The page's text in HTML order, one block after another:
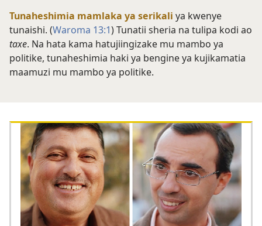
Tunaheshimia mamlaka ya serikali ya kwenye
tunaishi. (Waroma 13:1) Tunatii sheria na tulipa kodi ao
taxe. Na hata kama hatujiingizake mu mambo ya
politike, tunaheshimia haki ya bengine ya kujikamatia
maamuzi mu mambo ya politike.